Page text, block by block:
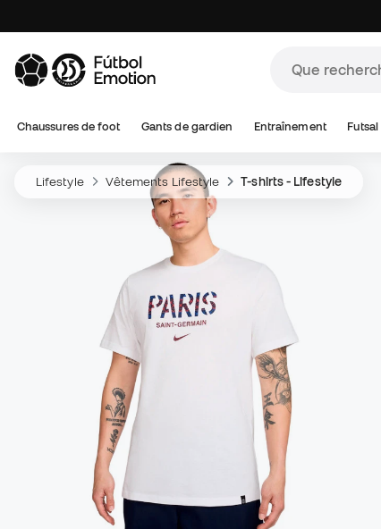
Chaussures de foot Gants de gardien Entraînement Futsal
Lifestyle Vêtements Lifestyle T-shirts - Lifestyle